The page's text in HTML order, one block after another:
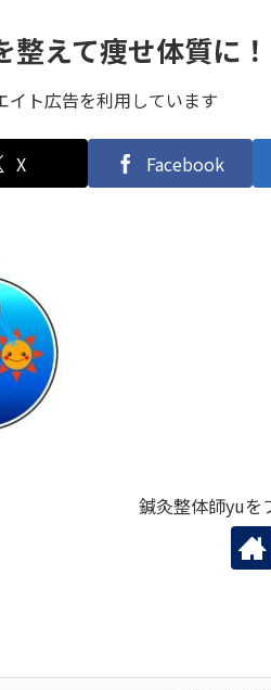
整えて痩せ体質に
ト広告を利用しています
X Facebook
鍼灸整体師yuを